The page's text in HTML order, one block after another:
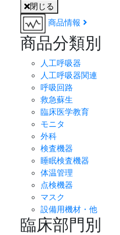
閉じる
商品情報
商品分類別
人工呼吸器
人工呼吸器関連
呼吸回路
救急蘇生
臨床医学教育
モニタ
外科
検査機器
睡眠検査機器
体温管理
点検機器
マスク
設備用機材・他
臨床部門別